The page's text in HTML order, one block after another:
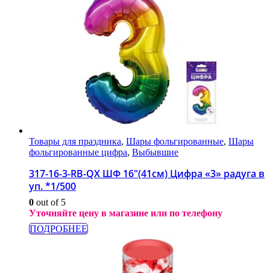
Товары для праздника, Шары фольгированные, Шары
фольгированные цифра, Выбывшие
317-16-3-RB-QX ШФ 16″(41см) Цифра «3» радуга в
уп. *1/500
0 out of 5
Уточняйте цену в магазине или по телефону
ПОДРОБНЕЕ